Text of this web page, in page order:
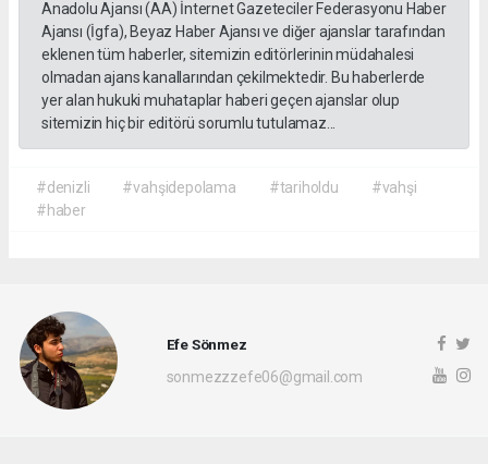
Anadolu Ajansı (AA) İnternet Gazeteciler Federasyonu Haber
Ajansı (İgfa), Beyaz Haber Ajansı ve diğer ajanslar tarafından
eklenen tüm haberler, sitemizin editörlerinin müdahalesi
olmadan ajans kanallarından çekilmektedir. Bu haberlerde
yer alan hukuki muhataplar haberi geçen ajanslar olup
sitemizin hiç bir editörü sorumlu tutulamaz...
#denizli #vahşidepolama #tariholdu
#vahşi
#haber
Efe Sönmez
sonmezzzefe06@gmail.com